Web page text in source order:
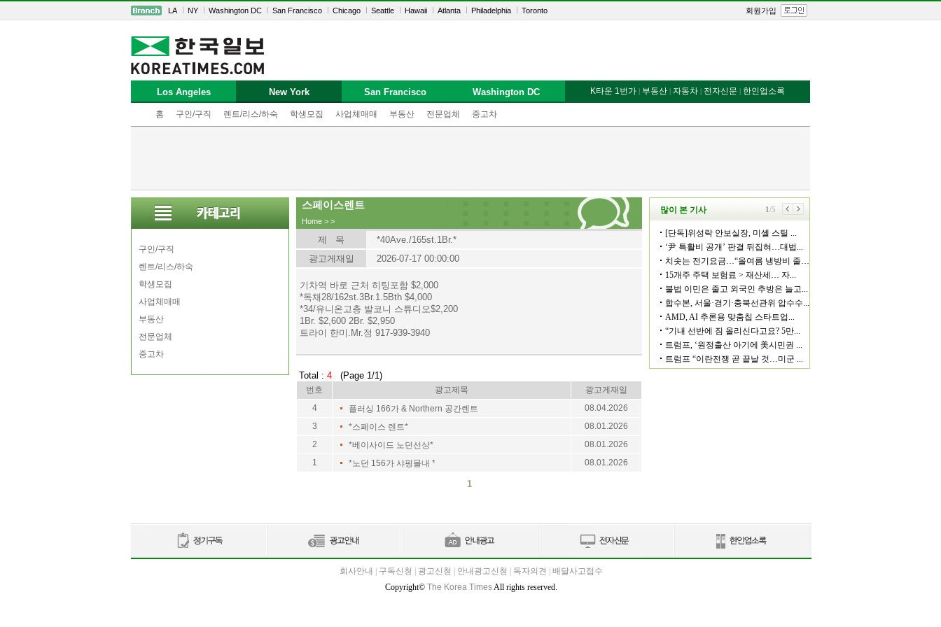
LA NY Washington DC San Francisco Chicago Seattle Hawaii Atlanta Philadelphia Toronto 회원가입
Los Angeles New York
홈 구인/구직 렌트/리스/하숙 학생모집 사업체매매 부동산 전문업체 중고차
San Francisco Washington DC K타운 1번가 | 부동산 | 자동차 | 전자신문 | 한인업소록
구인/구직
렌트/리스/하숙
학생모집
사업체매매
부동산
전문업체
중고차
스페이스렌트
Home > >
제 목
*40Ave./165st.1Br.*
광고게재일
2026-07-17 00:00:00
기차역 바로 근처 히팅포함 $2,000
*독채28/162st.3Br.1.5Bth $4,000
*34/유니온고층 발코니 스튜디오$2,200
1Br. $2,600 2Br. $2,950
트라이 한미.Mr.정 917-939-3940
Total : 4 (Page 1/1)
번호 광고제목
광고게재일
4
플러싱 166가 & Northern 공간렌트
08.04.2026
3
*스페이스 렌트*
08.01.2026
2
*베이사이드 노던선상*
08.01.2026
1
*노던 156가 샤핑몰내 * 08.01.2026
1
회사안내 구독신청 광고신청 안내광고신청 독자의견
배달사고접수
Copyright© The Korea TimesAll rights reserved.